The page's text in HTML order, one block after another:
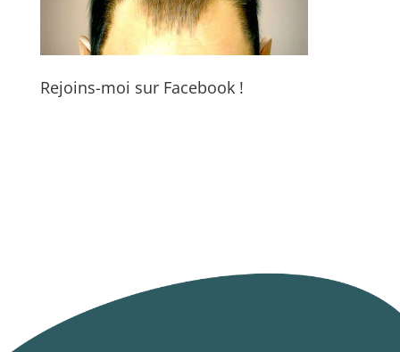
Rejoins-moi sur Facebook !